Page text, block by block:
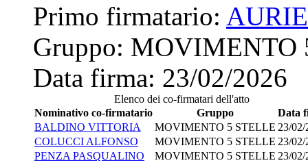
Primo firmatario:
Gruppo: MOVIMENTO
Data firma: 23/02/2026
Elenco dei co-firmatari dell'atto
Nominativo co-firmatario
Gruppo
Data
BALDINO VITTORIA
MOVIMENTO 5 STELLE 23/02/
COLUCCI ALFONSO
MOVIMENTO 5 STELLE 23/02/
PENZA PASQUALINO
MOVIMENTO 5 STELLE 23/02/